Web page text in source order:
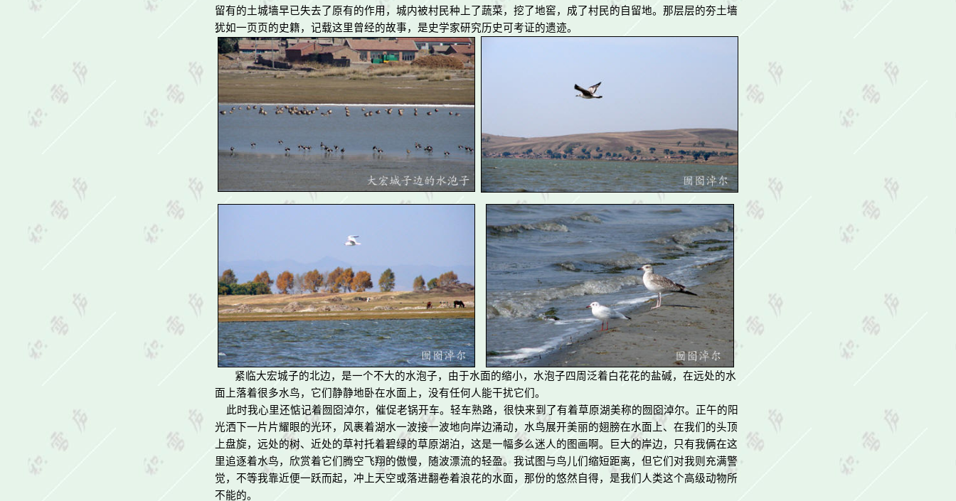
留有的土城墙早已失去了原有的作用，城内被村民种上了蔬菜，挖了地窖，成了村民的自留地。那层层的夯土墙
犹如一页页的史籍，记载这里曾经的故事，是史学家研究历史可考证的遗迹。
紧临大宏城子的北边，是一个不大的水泡子，由于水面的缩小，水泡子四周泛着白花花的盐碱，在远处的水
面上落着很多水鸟，它们静静地卧在水面上，没有任何人能干扰它们。
此时我心里还惦记着囫囵淖尔，催促老锅开车。轻车熟路，很快来到了有着草原湖美称的囫囵淖尔。正午的阳
光洒下一片片耀眼的光环，风裹着湖水一波接一波地向岸边涌动，水鸟展开美丽的翅膀在水面上、在我们的头顶
上盘旋，远处的树、近处的草衬托着碧绿的草原湖泊，这是一幅多么迷人的图画啊。巨大的岸边，只有我俩在这
里追逐着水鸟，欣赏着它们腾空飞翔的傲慢，随波漂流的轻盈。我试图与鸟儿们缩短距离，但它们对我则充满警
觉，不等我靠近便一跃而起，冲上天空或落进翻卷着浪花的水面，那份的悠然自得，是我们人类这个高级动物所
不能的。